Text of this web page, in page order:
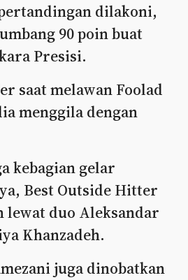
dilakoni,
90 poin buat
Presisi.
saat melawan Foolad
menggila dengan
kebagian gelar
Best Outside Hitter
lewat duo Aleksandar
Khanzadeh.
juga dinobatkan